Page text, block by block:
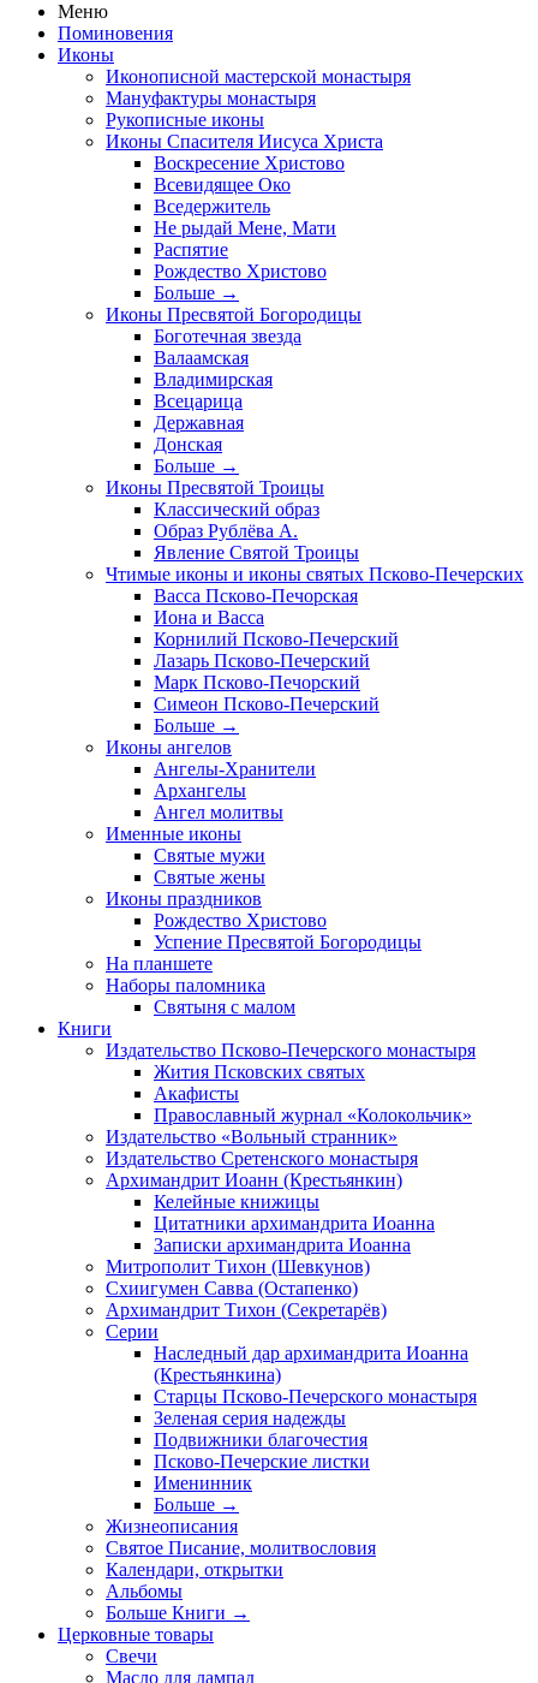
Меню
Поминовения
Иконы
Иконописной мастерской монастыря
Мануфактуры монастыря
Рукописные иконы
Иконы Спасителя Иисуса Христа
Воскресение Христово
Всевидящее Око
Вседержитель
Не рыдай Мене, Мати
Распятие
Рождество Христово
Больше →
Иконы Пресвятой Богородицы
Боготечная звезда
Валаамская
Владимирская
Всецарица
Державная
Донская
Больше →
Иконы Пресвятой Троицы
Классический образ
Образ Рублёва А.
Явление Святой Троицы
Чтимые иконы и иконы святых Псково-Печерских
Васса Псково-Печорская
Иона и Васса
Корнилий Псково-Печерский
Лазарь Псково-Печерский
Марк Псково-Печорский
Симеон Псково-Печерский
Больше →
Иконы ангелов
Ангелы-Хранители
Архангелы
Ангел молитвы
Именные иконы
Святые мужи
Святые жены
Иконы праздников
Рождество Христово
Успение Пресвятой Богородицы
На планшете
Наборы паломника
Святыня с малом
Книги
Издательство Псково-Печерского монастыря
Жития Псковских святых
Акафисты
Православный журнал «Колокольчик»
Издательство «Вольный странник»
Издательство Сретенского монастыря
Архимандрит Иоанн (Крестьянкин)
Келейные книжицы
Цитатники архимандрита Иоанна
Записки архимандрита Иоанна
Митрополит Тихон (Шевкунов)
Схиигумен Савва (Остапенко)
Архимандрит Тихон (Секретарёв)
Серии
Наследный дар архимандрита Иоанна
(Крестьянкина)
Старцы Псково-Печерского монастыря
Зеленая серия надежды
Подвижники благочестия
Псково-Печерские листки
Именинник
Больше →
Жизнеописания
Святое Писание, молитвословия
Календари, открытки
Альбомы
Больше Книги →
Церковные товары
Свечи
Масло для лампад